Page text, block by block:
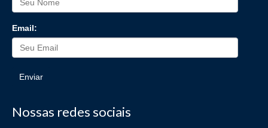
Email:
Enviar
Nossas redes sociais